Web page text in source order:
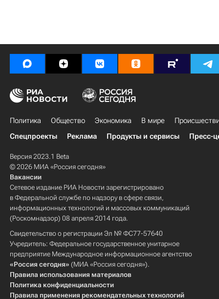
Политика Общество Экономика В мире
Спецпроекты
Реклама Продукты и сервисы Пресс-
Версия 2023.1 Beta
© 2026 МИА «Россия сегодня»
Вакансии
Сетевое издание РИА Новости зарегистрировано
в Федеральной службе по надзору в сфере связи,
информационных технологий и массовых коммуникаций
(Роскомнадзор) 08 апреля 2014 года.
Свидетельство о регистрации Эл № ФС77-57640
Учредитель: Федеральное государственное унитарное
предприятие Международное информационное агентство
«Россия сегодня» (МИА «Россия сегодня»).
Правила использования материалов
Политика конфиденциальности
Правила применения рекомендательных технологий